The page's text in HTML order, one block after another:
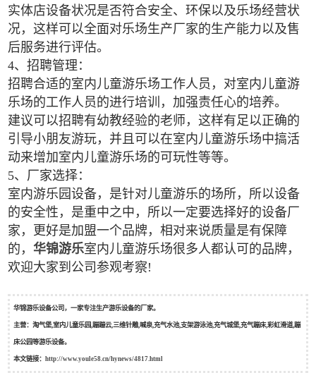
实体店设备状况是否符合安全、环保以及乐场经营状
况，这样可以全面对乐场生产厂家的生产能力以及售
后服务进行评估。
4、招聘管理：
招聘合适的室内儿童游乐场工作人员，对室内儿童游
乐场的工作人员的进行培训，加强责任心的培养。
建议可以招聘有幼教经验的老师，这样有足以正确的
引导小朋友游玩，并且可以在室内儿童游乐场中搞活
动来增加室内儿童游乐场的可玩性等等。
5、厂家选择：
室内游乐园设备，是针对儿童游乐的场所，所以设备
的安全性，是重中之中，所以一定要选择好的设备厂
家，更好是加盟一个品牌，相对来说质量是有保障
的，华锦游乐室内儿童游乐场很多人都认可的品牌，
欢迎大家到公司参观考察!
华锦游乐设备公司，一家专注生产游乐设备的厂家。
主营：淘气堡,室内儿童乐园,蹦蹦云,三维针雕,喊泉,充气水池,支架游泳池,充气城堡,充气蹦床,彩虹滑道,蹦
床公园等游乐设备。
本文链接：http://www.youle58.cn/hynews/4817.html